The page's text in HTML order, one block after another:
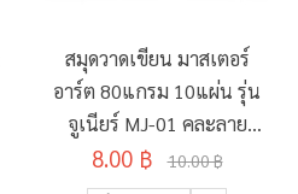
สมุดวาดเขียน มาสเตอร์
อาร์ต 80แกรม 10แผ่น รุ่น
จูเนียร์ MJ-01 คละลาย
190x260มม.
8.00 ฿ 10.00 ฿